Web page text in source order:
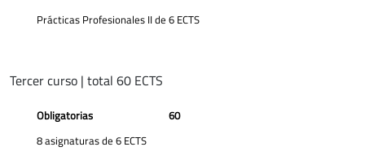
Prácticas Profesionales II de 6 ECTS
Tercer curso | total 60 ECTS
Obligatorias
60
8 asignaturas de 6 ECTS